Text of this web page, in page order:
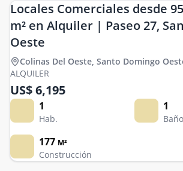
Locales Comerciales desde
m² en Alquiler | Paseo 27,
Oeste
Colinas Del Oeste, Santo Domingo
ALQUILER
US$ 6,195
1
Hab.
1
177 M²
Construcción